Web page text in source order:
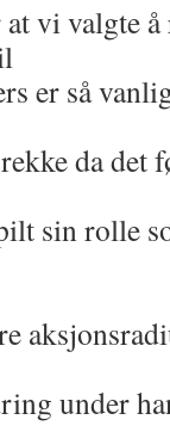
vi valgte
er så
da det
sin rolle
under